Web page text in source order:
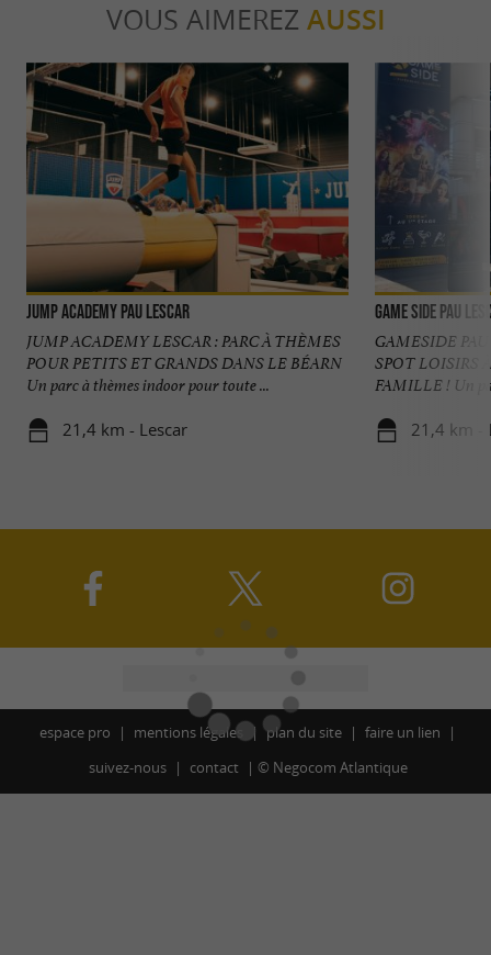
VOUS AIMEREZ AUSSI
Jump Academy Pau Lescar
JUMP ACADEMY LESCAR : PARC À THÈMES
POUR PETITS ET GRANDS DANS LE BÉARN
Un parc à thèmes indoor pour toute ...
21,4 km - Lescar
GAME SIDE Pau
GAMESIDE
SPOT LOISIRS
FAMILLE ! Un
21,4 km -
espace pro mentions légales plan du site
faire un lien
suivez-nous
contact © Negocom Atlantique